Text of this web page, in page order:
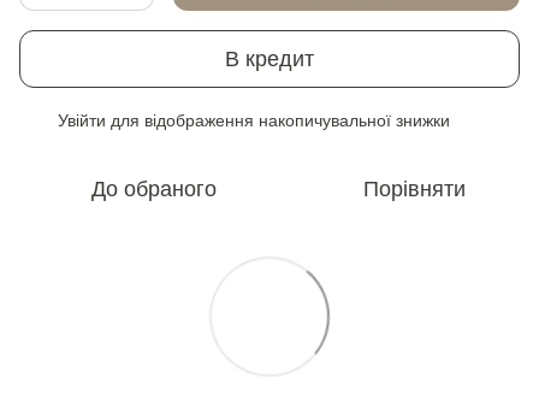
В кредит
Увійти для відображення накопичувальної знижки
До обраного Порівняти